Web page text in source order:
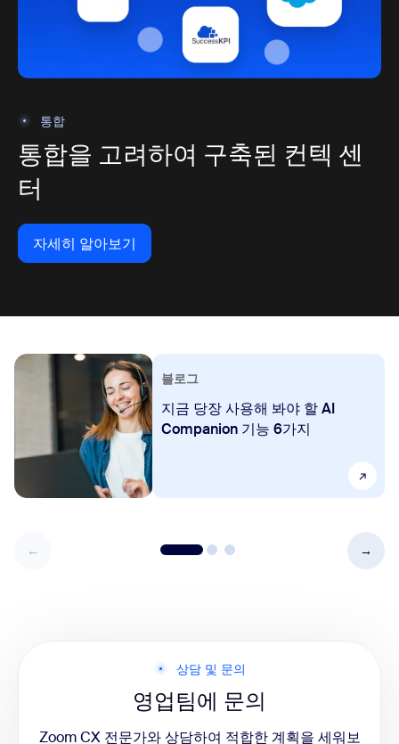
통합
통합을 고려하여 구축된 컨텍 센
터
자세히 알아보기
자세히 알아보기
블로그
지금 당장 사용해 봐야 할 AI
Companion 기능 6가지
상담 및 문의
영업팀에 문의
Zoom CX 전문가와 상담하여 적합한 계획을 세워보